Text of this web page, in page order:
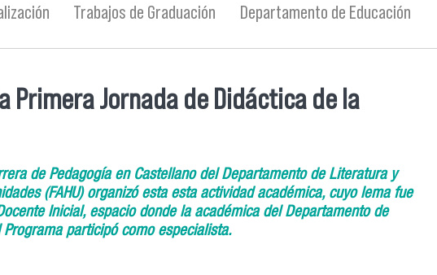
Trabajos de Graduación Departamento de Educación
Primera Jornada de Didáctica de la
de Pedagogía en Castellano del Departamento de Literatura y
(FAHU) organizó esta esta actividad académica, cuyo lema fue
Inicial, espacio donde la académica del Departamento de
participó como especialista.